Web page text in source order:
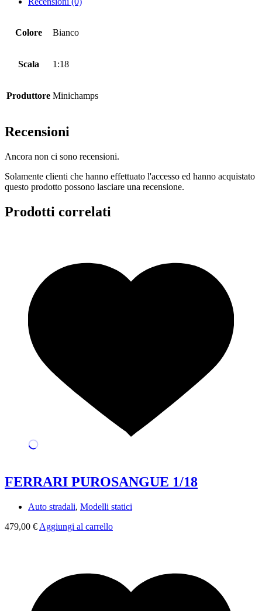
Colore Bianco
Scala 1:18
Produttore Minichamps
Recensioni
Ancora non ci sono recensioni.
Solamente clienti che hanno effettuato l'accesso ed hanno acquistato
questo prodotto possono lasciare una recensione.
Prodotti correlati
FERRARI PUROSANGUE 1/18
Auto stradali, Modelli statici
479,00 € Aggiungi al carrello